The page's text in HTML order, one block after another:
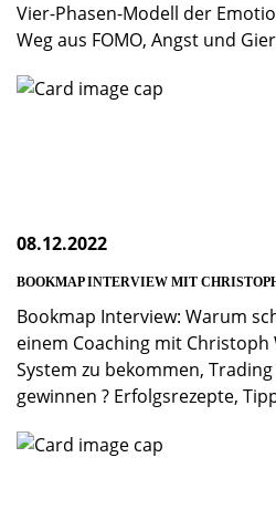
Vier-Phasen-Modell der
Weg aus FOMO, Angst und
08.12.2022
BOOKMAP INTERVIEW MIT
Bookmap Interview: Warum
einem Coaching mit
System zu bekommen,
gewinnen ? Erfolgsrezepte,